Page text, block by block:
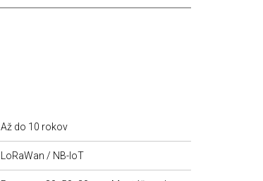
Až do 10 rokov
LoRaWan / NB-IoT